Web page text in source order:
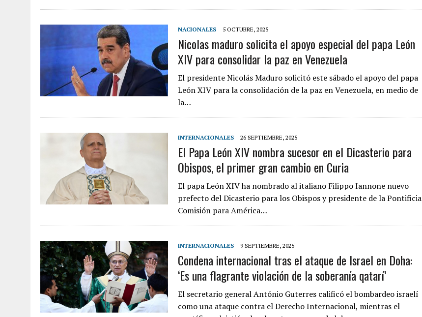
NACIONALES 5 OCTUBRE, 2025
Nicolas maduro solicita el apoyo especial del papa León
XIV para consolidar la paz en Venezuela
El presidente Nicolás Maduro solicitó este sábado el apoyo del papa
León XIV para la consolidación de la paz en Venezuela, en medio de
la…
INTERNACIONALES 26 SEPTIEMBRE, 2025
El Papa León XIV nombra sucesor en el Dicasterio para
Obispos, el primer gran cambio en Curia
El papa León XIV ha nombrado al italiano Filippo Iannone nuevo
prefecto del Dicasterio para los Obispos y presidente de la Pontificia
Comisión para América…
INTERNACIONALES 9 SEPTIEMBRE, 2025
Condena internacional tras el ataque de Israel en Doha:
‘Es una flagrante violación de la soberanía qatarí’
El secretario general António Guterres calificó el bombardeo israelí
como una ataque contra el Derecho Internacional, mientras el